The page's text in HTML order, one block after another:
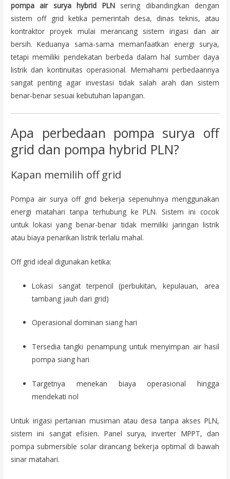
pompa air surya hybrid PLNsering dibandingkan dengan
sistem off grid ketika pemerintah desa, dinas teknis, atau
kontraktor proyek mulai merancang sistem irigasi dan air
bersih. Keduanya sama-sama memanfaatkan energi surya,
tetapi memiliki pendekatan berbeda dalam hal sumber daya
listrik dan kontinuitas operasional. Memahami perbedaannya
sangat penting agar investasi tidak salah arah dan sistem
benar-benar sesuai kebutuhan lapangan.
Apa perbedaan pompa surya off
grid dan pompa hybrid PLN?
Kapan memilih off grid
Pompa air surya off grid bekerja sepenuhnya menggunakan
energi matahari tanpa terhubung ke PLN. Sistem ini cocok
untuk lokasi yang benar-benar tidak memiliki jaringan listrik
atau biaya penarikan listrik terlalu mahal.
Off grid ideal digunakan ketika:
Lokasi sangat terpencil (perbukitan, kepulauan, area
tambang jauh dari grid)
Operasional dominan siang hari
Tersedia tangki penampung untuk menyimpan air hasil
pompa siang hari
Targetnya menekan biaya operasional hingga
mendekati nol
Untuk irigasi pertanian musiman atau desa tanpa akses PLN,
sistem ini sangat efisien. Panel surya, inverter MPPT, dan
pompa submersible solar dirancang bekerja optimal di bawah
sinar matahari.